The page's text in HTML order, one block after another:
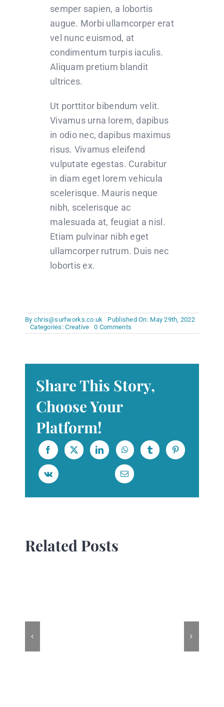
semper sapien, a lobortis
augue. Morbi ullamcorper erat
vel nunc euismod, at
condimentum turpis iaculis.
Aliquam pretium blandit
ultrices.
Ut porttitor bibendum velit.
Vivamus urna lorem, dapibus
in odio nec, dapibus maximus
risus. Vivamus eleifend
vulputate egestas. Curabitur
in diam eget lorem vehicula
scelerisque. Mauris neque
nibh, scelerisque ac
malesuada at, feugiat a nisl.
Etiam pulvinar nibh eget
ullamcorper rutrum. Duis nec
lobortis ex.
By chris@surfworks.co.uk
Published On: May 29th, 2022
Categories:Creative 0 Comments
The
to
Share This Story,
Choose Your
Platform!
Related Posts